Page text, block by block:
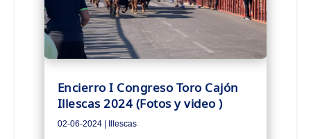
Encierro I Congreso Toro Cajón
Illescas 2024 (Fotos y video )
02-06-2024| Illescas